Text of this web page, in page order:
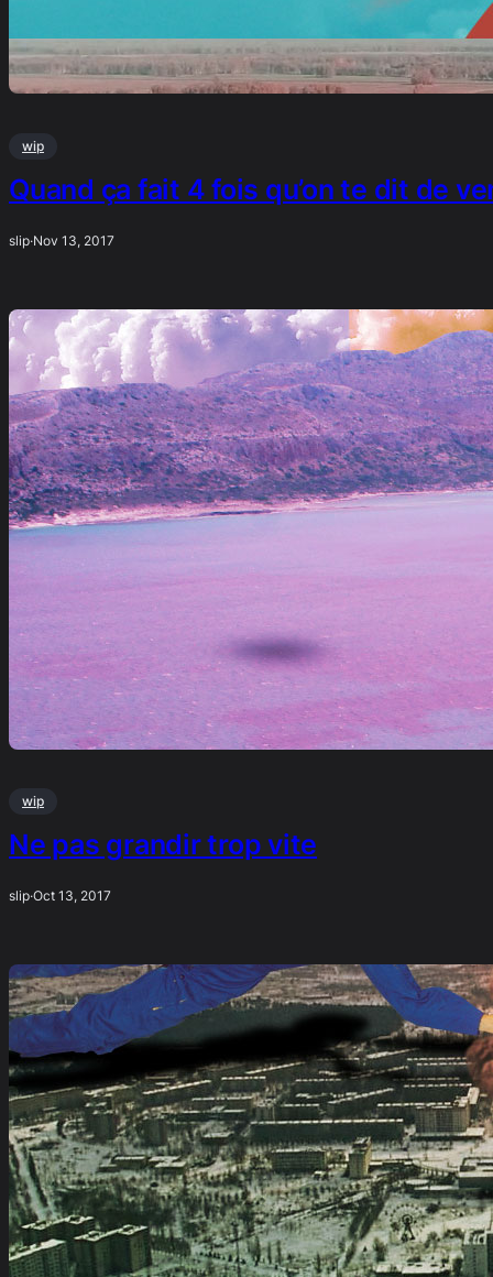
wip
Quand ça fait 4 fois qu’on te dit de
slip·Nov 13, 2017
wip
Ne pas grandir trop vite
slip·Oct 13, 2017